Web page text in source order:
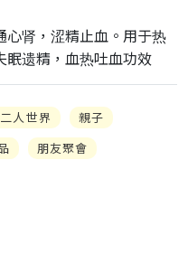
心肾，涩精止血。用于热
眠遗精，血热吐血功效
二人世界
親子
朋友聚會